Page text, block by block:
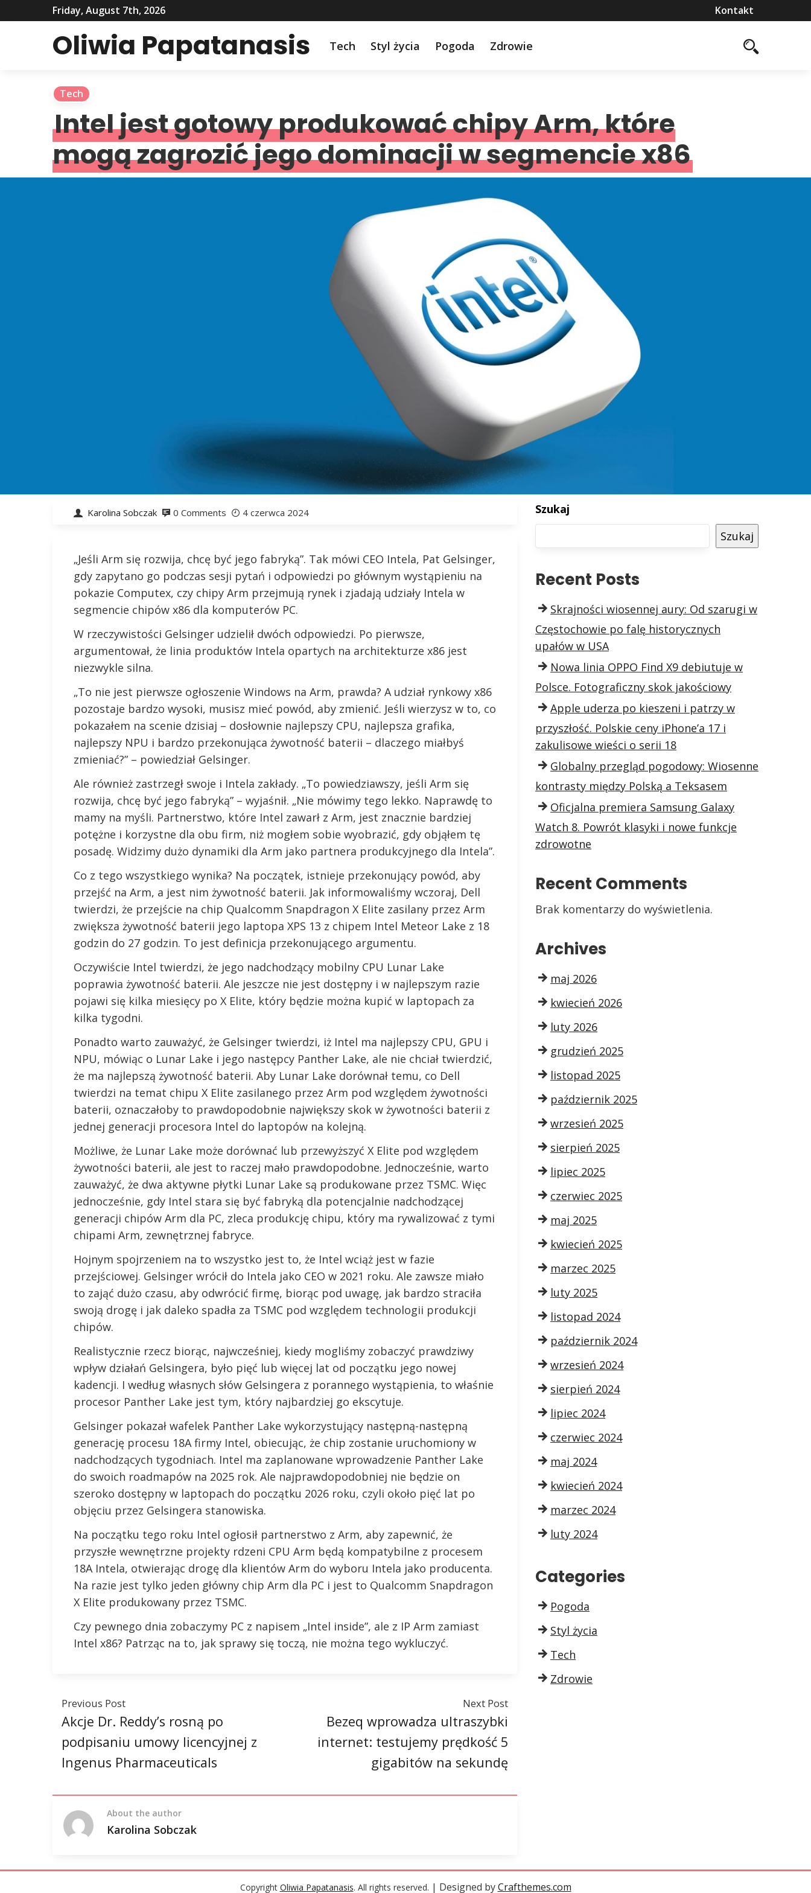
Friday, August 7th, 2026 Kontakt
Oliwia Papatanasis Tech Styl życia Pogoda Zdrowie
Tech
Intel jest gotowy produkować chipy Arm, które
mogą zagrozić jego dominacji w segmencie x86
Karolina Sobczak 0 Comments 4 czerwca 2024
„Jeśli Arm się rozwija, chcę być jego fabryką”. Tak mówi CEO Intela, Pat Gelsinger,
gdy zapytano go podczas sesji pytań i odpowiedzi po głównym wystąpieniu na
pokazie Computex, czy chipy Arm przejmują rynek i zjadają udziały Intela w
segmencie chipów x86 dla komputerów PC.
W rzeczywistości Gelsinger udzielił dwóch odpowiedzi. Po pierwsze,
argumentował, że linia produktów Intela opartych na architekturze x86 jest
niezwykle silna.
„To nie jest pierwsze ogłoszenie Windows na Arm, prawda? A udział rynkowy x86
pozostaje bardzo wysoki, musisz mieć powód, aby zmienić. Jeśli wierzysz w to, co
pokazałem na scenie dzisiaj – dosłownie najlepszy CPU, najlepsza grafika,
najlepszy NPU i bardzo przekonująca żywotność baterii – dlaczego miałbyś
zmieniać?” – powiedział Gelsinger.
Ale również zastrzegł swoje i Intela zakłady. „To powiedziawszy, jeśli Arm się
rozwija, chcę być jego fabryką” – wyjaśnił. „Nie mówimy tego lekko. Naprawdę to
mamy na myśli. Partnerstwo, które Intel zawarł z Arm, jest znacznie bardziej
potężne i korzystne dla obu firm, niż mogłem sobie wyobrazić, gdy objąłem tę
posadę. Widzimy dużo dynamiki dla Arm jako partnera produkcyjnego dla Intela”.
Co z tego wszystkiego wynika? Na początek, istnieje przekonujący powód, aby
przejść na Arm, a jest nim żywotność baterii. Jak informowaliśmy wczoraj, Dell
twierdzi, że przejście na chip Qualcomm Snapdragon X Elite zasilany przez Arm
zwiększa żywotność baterii jego laptopa XPS 13 z chipem Intel Meteor Lake z 18
godzin do 27 godzin. To jest definicja przekonującego argumentu.
Oczywiście Intel twierdzi, że jego nadchodzący mobilny CPU Lunar Lake
poprawia żywotność baterii. Ale jeszcze nie jest dostępny i w najlepszym razie
pojawi się kilka miesięcy po X Elite, który będzie można kupić w laptopach za
kilka tygodni.
Ponadto warto zauważyć, że Gelsinger twierdzi, iż Intel ma najlepszy CPU, GPU i
NPU, mówiąc o Lunar Lake i jego następcy Panther Lake, ale nie chciał twierdzić,
że ma najlepszą żywotność baterii. Aby Lunar Lake dorównał temu, co Dell
twierdzi na temat chipu X Elite zasilanego przez Arm pod względem żywotności
baterii, oznaczałoby to prawdopodobnie największy skok w żywotności baterii z
jednej generacji procesora Intel do laptopów na kolejną.
Możliwe, że Lunar Lake może dorównać lub przewyższyć X Elite pod względem
żywotności baterii, ale jest to raczej mało prawdopodobne. Jednocześnie, warto
zauważyć, że dwa aktywne płytki Lunar Lake są produkowane przez TSMC. Więc
jednocześnie, gdy Intel stara się być fabryką dla potencjalnie nadchodzącej
generacji chipów Arm dla PC, zleca produkcję chipu, który ma rywalizować z tymi
chipami Arm, zewnętrznej fabryce.
Hojnym spojrzeniem na to wszystko jest to, że Intel wciąż jest w fazie
przejściowej. Gelsinger wrócił do Intela jako CEO w 2021 roku. Ale zawsze miało
to zająć dużo czasu, aby odwrócić firmę, biorąc pod uwagę, jak bardzo straciła
swoją drogę i jak daleko spadła za TSMC pod względem technologii produkcji
chipów.
Realistycznie rzecz biorąc, najwcześniej, kiedy mogliśmy zobaczyć prawdziwy
wpływ działań Gelsingera, było pięć lub więcej lat od początku jego nowej
kadencji. I według własnych słów Gelsingera z porannego wystąpienia, to właśnie
procesor Panther Lake jest tym, który najbardziej go ekscytuje.
Gelsinger pokazał wafelek Panther Lake wykorzystujący następną-następną
generację procesu 18A firmy Intel, obiecując, że chip zostanie uruchomiony w
nadchodzących tygodniach. Intel ma zaplanowane wprowadzenie Panther Lake
do swoich roadmapów na 2025 rok. Ale najprawdopodobniej nie będzie on
szeroko dostępny w laptopach do początku 2026 roku, czyli około pięć lat po
objęciu przez Gelsingera stanowiska.
Na początku tego roku Intel ogłosił partnerstwo z Arm, aby zapewnić, że
przyszłe wewnętrzne projekty rdzeni CPU Arm będą kompatybilne z procesem
18A Intela, otwierając drogę dla klientów Arm do wyboru Intela jako producenta.
Na razie jest tylko jeden główny chip Arm dla PC i jest to Qualcomm Snapdragon
X Elite produkowany przez TSMC.
Czy pewnego dnia zobaczymy PC z napisem „Intel inside”, ale z IP Arm zamiast
Intel x86? Patrząc na to, jak sprawy się toczą, nie można tego wykluczyć.
Previous Post
Akcje Dr. Reddy’s rosną po
podpisaniu umowy licencyjnej z
Ingenus Pharmaceuticals
Next Post
Bezeq wprowadza ultraszybki
internet: testujemy prędkość 5
gigabitów na sekundę
About the author
Karolina Sobczak
Szukaj
Szukaj
Recent Posts
Skrajności wiosennej aury: Od szarugi w
Częstochowie po falę historycznych
upałów w USA
Nowa linia OPPO Find X9 debiutuje w
Polsce. Fotograficzny skok jakościowy
Apple uderza po kieszeni i patrzy w
przyszłość. Polskie ceny iPhone’a 17 i
zakulisowe wieści o serii 18
Globalny przegląd pogodowy: Wiosenne
kontrasty między Polską a Teksasem
Oficjalna premiera Samsung Galaxy
Watch 8. Powrót klasyki i nowe funkcje
zdrowotne
Recent Comments
Brak komentarzy do wyświetlenia.
Archives
maj 2026
kwiecień 2026
luty 2026
grudzień 2025
listopad 2025
październik 2025
wrzesień 2025
sierpień 2025
lipiec 2025
czerwiec 2025
maj 2025
kwiecień 2025
marzec 2025
luty 2025
listopad 2024
październik 2024
wrzesień 2024
sierpień 2024
lipiec 2024
czerwiec 2024
maj 2024
kwiecień 2024
marzec 2024
luty 2024
Categories
Pogoda
Styl życia
Tech
Zdrowie
Copyright Oliwia Papatanasis. All rights reserved. | Designed byCrafthemes.com